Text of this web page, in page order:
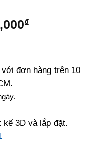
₫Giá
12,200,000₫.
đơn hàng trên 10
kế 3D và lắp đặt.